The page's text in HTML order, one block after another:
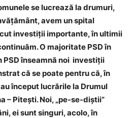
se lucrează la drumuri,
avem un spital
investiții importante, în ultimii
O majoritate PSD în
PSD înseamnă noi investiții
că se poate pentru că, în
început lucrările la Drumul
– Pitești. Noi, „pe-se-diștii”
ei sunt singuri, acolo, în